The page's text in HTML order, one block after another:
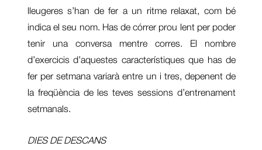
lleugeres s’han de fer a un ritme relaxat, com bé
indica el seu nom. Has de córrer prou lent per poder
tenir una conversa mentre corres. El nombre
d’exercicis d’aquestes característiques que has de
fer per setmana variarà entre un i tres, depenent de
la freqüència de les teves sessions d’entrenament
setmanals.
DIES DE DESCANS